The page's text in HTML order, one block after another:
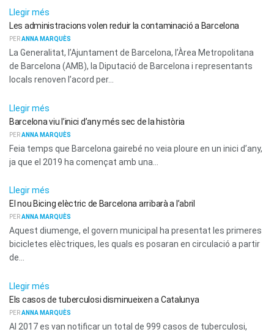
Llegir més
ACTUALITAT
Les administracions volen reduir la contaminació a Barcelona
PERANNA MARQUÈS
La Generalitat, l’Ajuntament de Barcelona, l’Àrea Metropolitana
de Barcelona (AMB), la Diputació de Barcelona i representants
locals renoven l’acord per...
Llegir més
ACTUALITAT
Barcelona viu l’inici d’any més sec de la història
PERANNA MARQUÈS
Feia temps que Barcelona gairebé no veia ploure en un inici d’any,
ja que el 2019 ha començat amb una...
Llegir més
ACTUALITAT
El nou Bicing elèctric de Barcelona arribarà a l’abril
PERANNA MARQUÈS
Aquest diumenge, el govern municipal ha presentat les primeres
bicicletes elèctriques, les quals es posaran en circulació a partir
de...
Llegir més
ACTUALITAT
Els casos de tuberculosi disminueixen a Catalunya
PERANNA MARQUÈS
Al 2017 es van notificar un total de 999 casos de tuberculosi,